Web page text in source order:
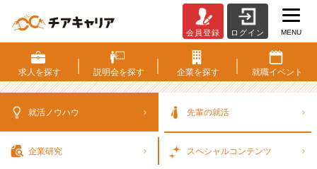
考
対
策・
会員登録 ログイン MENU
求人を探す 説明会を探す 企業を探す 就職イベント
就活ノウハウ 先輩の就活
企業研究 スペシャルコンテンツ